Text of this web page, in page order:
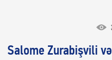
Salome Zurabişvili